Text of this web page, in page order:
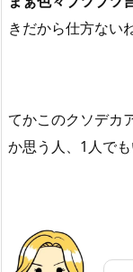
きだから仕方ない
てかこのクソデカ
か思う人、1人で